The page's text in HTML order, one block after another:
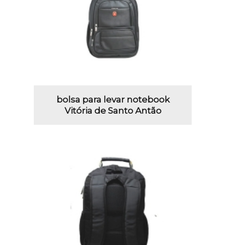
bolsa para levar notebook
Vitória de Santo Antão